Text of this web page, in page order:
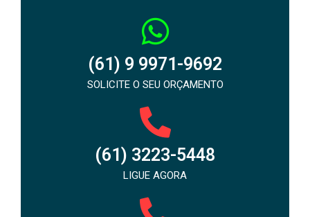
(61) 9 9971-9692
SOLICITE O SEU ORÇAMENTO
(61) 3223-5448
LIGUE AGORA